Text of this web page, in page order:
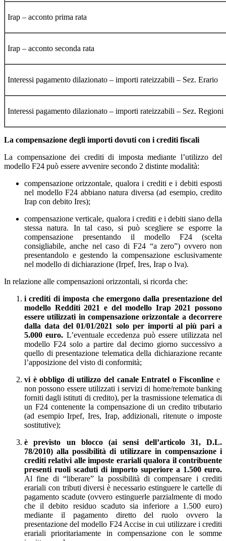
Irap – acconto prima rata
Irap – acconto seconda rata
Interessi pagamento dilazionato – importi rateizzabili – Sez. Erario
Interessi pagamento dilazionato – importi rateizzabili – Sez. Regioni
La compensazione degli importi dovuti con i crediti fiscali
La compensazione dei crediti di imposta mediante l’utilizzo del
modello F24 può essere avvenire secondo 2 distinte modalità:
compensazione orizzontale, qualora i crediti e i debiti esposti
nel modello F24 abbiano natura diversa (ad esempio, credito
Irap con debito Ires);
compensazione verticale, qualora i crediti e i debiti siano della
stessa natura. In tal caso, si può scegliere se esporre la
compensazione presentando il modello F24 (scelta
consigliabile, anche nel caso di F24 “a zero”) ovvero non
presentandolo e gestendo la compensazione esclusivamente
nel modello di dichiarazione (Irpef, Ires, Irap o Iva).
In relazione alle compensazioni orizzontali, si ricorda che:
i crediti di imposta che emergono dalla presentazione del
modello Redditi 2021 e del modello Irap 2021 possono
essere utilizzati in compensazione orizzontale a decorrere
dalla data del 01/01/2021 solo per importi al più pari a
5.000 euro. L’eventuale eccedenza può essere utilizzata nel
modello F24 solo a partire dal decimo giorno successivo a
quello di presentazione telematica della dichiarazione recante
l’apposizione del visto di conformità;
vi è obbligo di utilizzo del canale Entratel o Fisconline e
non possono essere utilizzati i servizi di home/remote banking
forniti dagli istituti di credito), per la trasmissione telematica di
un F24 contenente la compensazione di un credito tributario
(ad esempio Irpef, Ires, Irap, addizionali, ritenute o imposte
sostitutive);
è previsto un blocco (ai sensi dell’articolo 31, D.L.
78/2010) alla possibilità di utilizzare in compensazione i
crediti relativi alle imposte erariali qualora il contribuente
presenti ruoli scaduti di importo superiore a 1.500 euro.
Al fine di “liberare” la possibilità di compensare i crediti
erariali con tributi diversi è necessario estinguere le cartelle di
pagamento scadute (ovvero estinguerle parzialmente di modo
che il debito residuo scaduto sia inferiore a 1.500 euro)
mediante il pagamento diretto del ruolo ovvero la
presentazione del modello F24 Accise in cui utilizzare i crediti
erariali prioritariamente in compensazione con le somme